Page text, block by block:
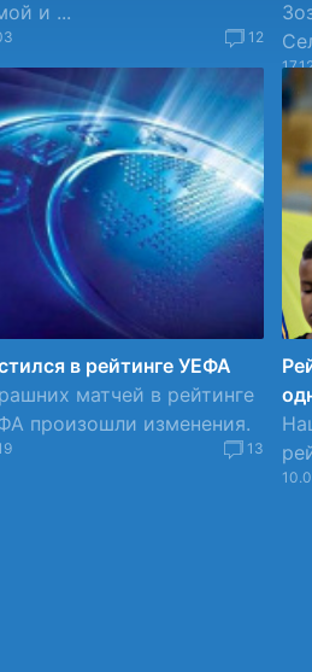
и ...
12
в рейтинге УЕФА
матчей в рейтинге
произошли изменения.
13